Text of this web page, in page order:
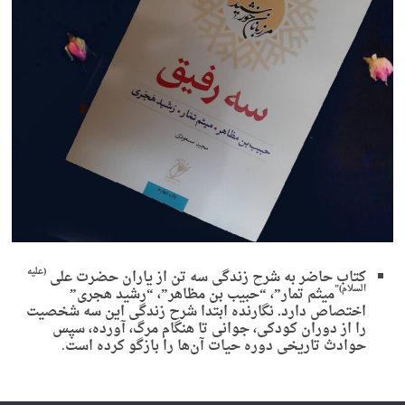
کتاب حاضر به شرح زندگی سه تن از یاران حضرت علی(علیه
السلام)”میثم تمار”، “حبیب بن مظاهر”، “رشید هجری”
اختصاص دارد. نگارنده ابتدا شرح زندگی این سه شخصیت
را از دوران کودکی، جوانی تا هنگام مرگ، آورده، سپس
حوادث تاریخی دوره حیات آن‌ها را بازگو کرده است.